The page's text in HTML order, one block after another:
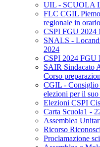
UIL - SCUOLA
FLC CGIL
regionale in
CSPI FGU 2024
SNALS -
2024
CSPI 2024 FGU
SAIR Sindacato
Corso
CGIL - Consiglio
elezioni per il
Elezioni CSPI
Carta Scuola1 -
Assemblea
Ricorso
Proclamazione